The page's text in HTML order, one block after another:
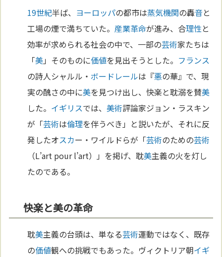
19世紀半ば、 ヨーロッパの都市は蒸気機関の轟音と
工場の煙で満ちていた。 産業革命が進み、合理性と
効率が求められる社会の中で、一部の芸術家たちは
「美」そのものに価値を見出そうとした。 フランス
の詩人シャルル・ ボードレールは『悪の華』で、現
実の醜さの中に美を見つけ出し、快楽と耽溺を賛美
した。 イギリスでは、美術評論家ジョン・ラスキン
が「芸術は倫理を伴うべき」と説いたが、それに反
発したオスカー・ワイルドらが「芸術のための芸術
（L’art pour l’art）」を掲げ、耽美主義の火を灯し
たのである。
快楽と美の革命
耽美主義の台頭は、単なる芸術運動ではなく、既存
の価値観への挑戦でもあった。ヴィクトリア朝イギ